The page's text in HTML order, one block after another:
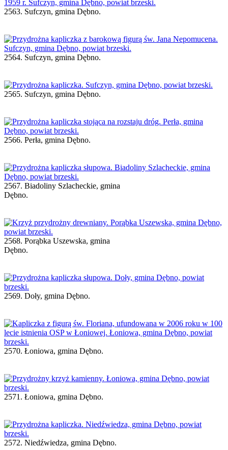
2563. Sufczyn, gmina Dębno.
2564. Sufczyn, gmina Dębno.
2565. Sufczyn, gmina Dębno.
2566. Perła, gmina Dębno.
2567. Biadoliny Szlacheckie, gmina
Dębno.
2568. Porąbka Uszewska, gmina
Dębno.
2569. Doły, gmina Dębno.
2570. Łoniowa, gmina Dębno.
2571. Łoniowa, gmina Dębno.
2572. Niedźwiedza, gmina Dębno.